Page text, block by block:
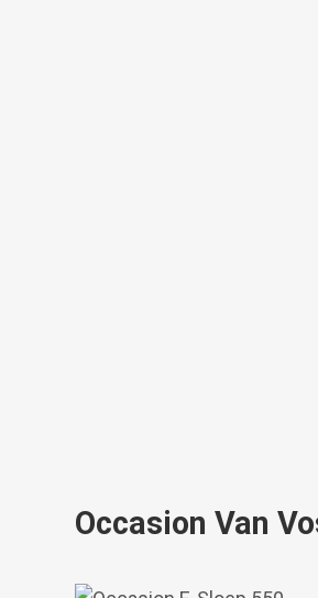
Occasion Van